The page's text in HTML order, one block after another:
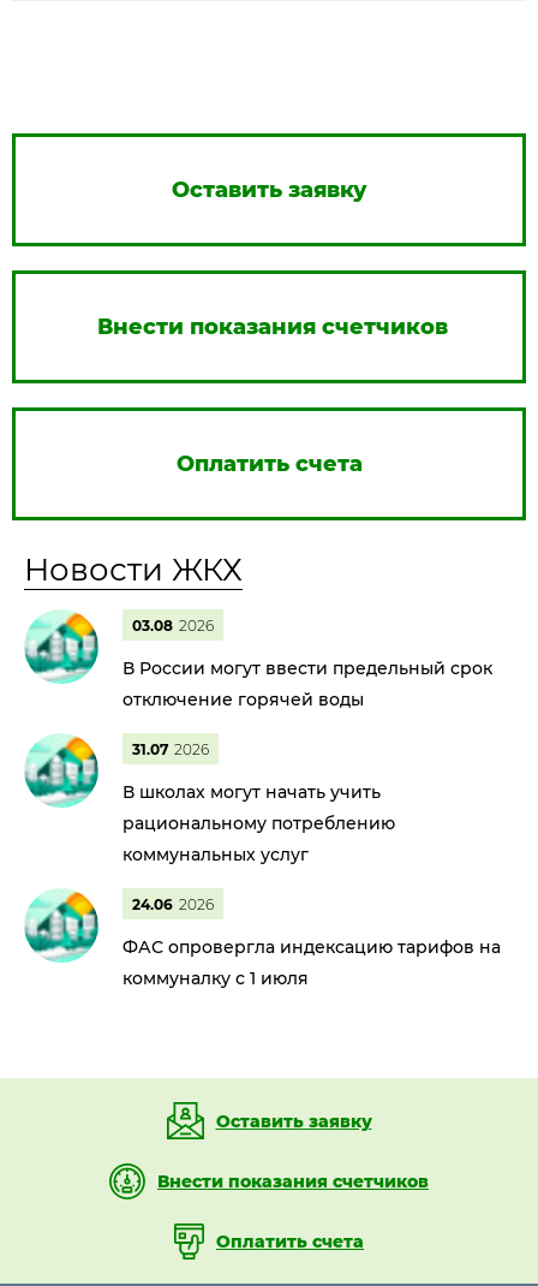
Оставить заявку
Внести показания счетчиков
Оплатить счета
Новости ЖКХ
03.08 2026
В России могут ввести предельный срок
отключение горячей воды
31.07 2026
В школах могут начать учить
рациональному потреблению
коммунальных услуг
24.06 2026
ФАС опровергла индексацию тарифов на
коммуналку с 1 июля
Оставить заявку
Внести показания счетчиков
Оплатить счета